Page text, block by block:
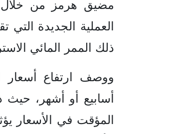
مضيق هرمز من خلال
⁠العملية الجديدة التي
ذلك الممر المائي
ووصف ارتفاع أسعار
أسابيع ⁠أو أشهر، حيث
المؤقت في الأسعار